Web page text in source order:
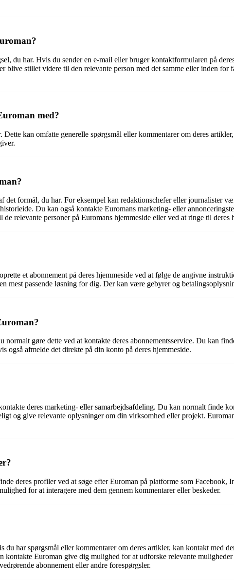
du har. Hvis du sender en e-mail eller bruger kontaktformularen på
stillet videre til den relevante person med det samme eller inden
med?
kan omfatte generelle spørgsmål eller kommentarer om deres
formål, du har. For eksempel kan redaktionschefer eller journalister
Du kan også kontakte Euromans marketing- eller
relevante personer på Euromans hjemmeside eller ved at ringe til deres
et abonnement på deres hjemmeside ved at følge de angivne
passende løsning for dig. Der kan være gebyrer og
normalt gøre dette ved at kontakte deres abonnementsservice. Du kan
afmelde det direkte på din konto på deres hjemmeside.
deres marketing- eller samarbejdsafdeling. Du kan normalt finde
og give relevante oplysninger om din virksomhed eller projekt.
deres profiler ved at søge efter Euroman på platforme som
for at interagere med dem gennem kommentarer eller beskeder.
har spørgsmål eller kommentarer om deres artikler, kan kontakt med
kontakte Euroman give dig mulighed for at udforske relevante
abonnement eller andre forespørgsler.